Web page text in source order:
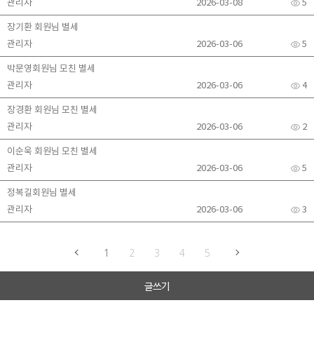
관리자
5
2026-03-08
장기환 회원님 별세
관리자
5
2026-03-06
박문영회원님 모친 별세
관리자
4
2026-03-06
장경환 회원님 모친 별세
관리자
2
2026-03-06
이순욱 회원님 모친 별세
관리자
5
2026-03-06
정복길회원님 별세
관리자
3
2026-03-06
1 2 3 4 5
글쓰기